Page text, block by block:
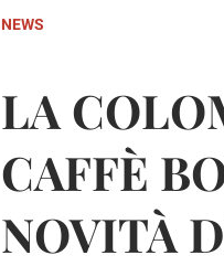
NEWS
LA
CAFFÈ
NOVITÀ